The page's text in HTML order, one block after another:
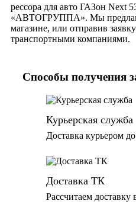
рессора для авто ГАЗон Next
«АВТОГРУППА». Мы
магазине, или отправив
транспортными компаниями.
Способы получения
Курьерская служба
Доставка курьером
Доставка ТК
Рассчитаем